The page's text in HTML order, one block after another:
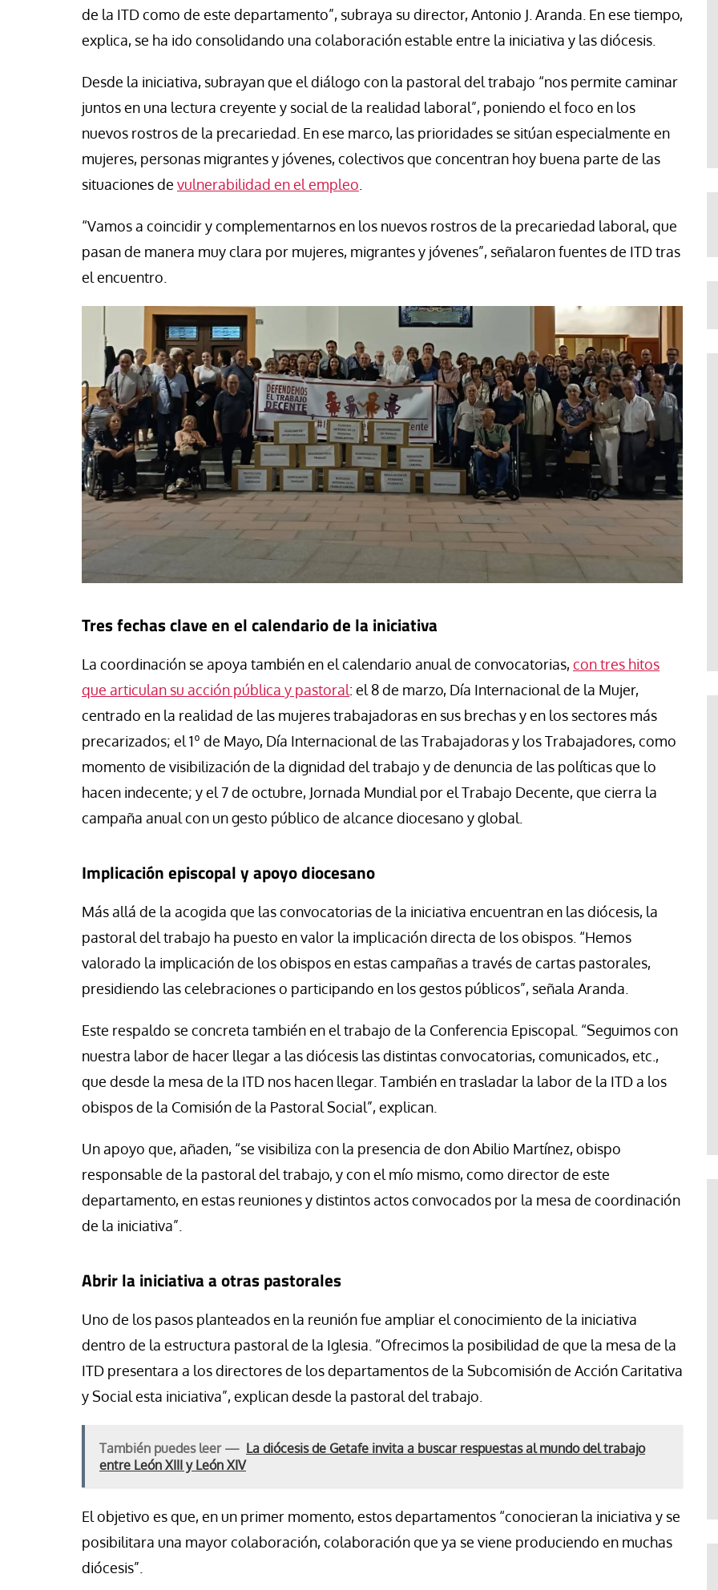
de la ITD como de este departamento”, subraya su director, Antonio J. Aranda. En ese tiempo,
explica, se ha ido consolidando una colaboración estable entre la iniciativa y las diócesis.
Desde la iniciativa, subrayan que el diálogo con la pastoral del trabajo “nos permite caminar
juntos en una lectura creyente y social de la realidad laboral”, poniendo el foco en los
nuevos rostros de la precariedad. En ese marco, las prioridades se sitúan especialmente en
mujeres, personas migrantes y jóvenes, colectivos que concentran hoy buena parte de las
situaciones de vulnerabilidad en el empleo
“Vamos a coincidir y complementarnos en los nuevos rostros de la precariedad laboral, que
pasan de manera muy clara por mujeres, migrantes y jóvenes”, señalaron fuentes de ITD tras
el encuentro.
Tres fechas clave en el calendario de la iniciativa
La coordinación se apoya también en el calendario anual de convocatorias,con tres hitos
que articulan su acción pública y pastoral: el 8 de marzo, Día Internacional de la Mujer,
centrado en la realidad de las mujeres trabajadoras en sus brechas y en los sectores más
precarizados; el 1º de Mayo, Día Internacional de las Trabajadoras y los Trabajadores, como
momento de visibilización de la dignidad del trabajo y de denuncia de las políticas que lo
hacen indecente; y el 7 de octubre, Jornada Mundial por el Trabajo Decente, que cierra la
campaña anual con un gesto público de alcance diocesano y global.
Implicación episcopal y apoyo diocesano
Más allá de la acogida que las convocatorias de la iniciativa encuentran en las diócesis, la
pastoral del trabajo ha puesto en valor la implicación directa de los obispos. “Hemos
valorado la implicación de los obispos en estas campañas a través de cartas pastorales,
presidiendo las celebraciones o participando en los gestos públicos”, señala Aranda.
Este respaldo se concreta también en el trabajo de la Conferencia Episcopal. “Seguimos con
nuestra labor de hacer llegar a las diócesis las distintas convocatorias, comunicados, etc.,
que desde la mesa de la ITD nos hacen llegar. También en trasladar la labor de la ITD a los
obispos de la Comisión de la Pastoral Social”, explican.
Un apoyo que, añaden, “se visibiliza con la presencia de don Abilio Martínez, obispo
responsable de la pastoral del trabajo, y con el mío mismo, como director de este
departamento, en estas reuniones y distintos actos convocados por la mesa de coordinación
de la iniciativa”.
Abrir la iniciativa a otras pastorales
Uno de los pasos planteados en la reunión fue ampliar el conocimiento de la iniciativa
dentro de la estructura pastoral de la Iglesia. “Ofrecimos la posibilidad de que la mesa de la
ITD presentara a los directores de los departamentos de la Subcomisión de Acción Caritativa
y Social esta iniciativa”, explican desde la pastoral del trabajo.
También puedes leer — La diócesis de Getafe invita a buscar respuestas al mundo del trabajo
entre León XIII y León XIV
El objetivo es que, en un primer momento, estos departamentos “conocieran la iniciativa y se
posibilitara una mayor colaboración, colaboración que ya se viene produciendo en muchas
diócesis”.